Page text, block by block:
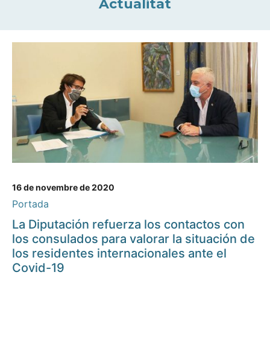
Actualitat
16 de novembre de 2020
Portada
La Diputación refuerza los contactos con
los consulados para valorar la situación de
los residentes internacionales ante el
Covid-19